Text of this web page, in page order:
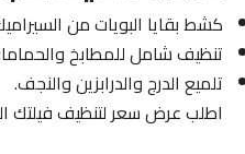
كشط بقايا البويات من السيراميك
تنظيف شامل للمطابخ والحمامات
تلميع الدرج والدرابزين والنجف.
اطلب عرض سعر لتنظيف فيلتك